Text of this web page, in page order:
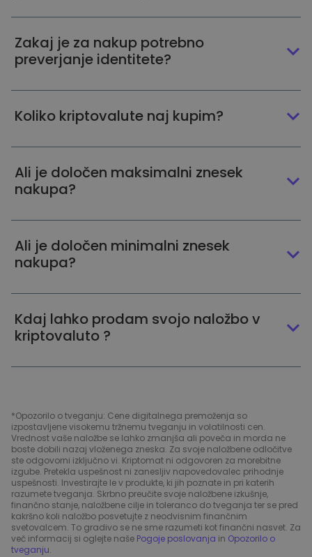
Zakaj je za nakup potrebno
preverjanje identitete?
Koliko kriptovalute naj kupim?
Ali je določen maksimalni znesek
nakupa?
Ali je določen minimalni znesek
nakupa?
Kdaj lahko prodam svojo naložbo v
kriptovaluto ?
*Opozorilo o tveganju: Cene digitalnega premoženja so
izpostavljene visokemu tržnemu tveganju in volatilnosti cen.
Vrednost vaše naložbe se lahko zmanjša ali poveča in morda ne
boste dobili nazaj vloženega zneska. Za svoje naložbene odločitve
ste odgovorni izključno vi. Kriptomat ni odgovoren za morebitne
izgube. Pretekla uspešnost ni zanesljiv napovedovalec prihodnje
uspešnosti. Investirajte le v produkte, ki jih poznate in pri katerih
razumete tveganja. Skrbno preučite svoje naložbene izkušnje,
finančno stanje, naložbene cilje in toleranco do tveganja ter se pred
kakršno koli naložbo posvetujte z neodvisnim finančnim
svetovalcem. To gradivo se ne sme razumeti kot finančni nasvet. Za
več informacij si oglejte naše Pogoje poslovanja in Opozorilo o
tveganju.